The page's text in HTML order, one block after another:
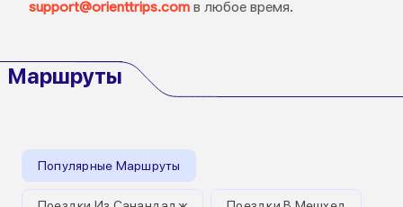
support@orienttrips.comв любое время.
Маршруты
Популярные Маршруты